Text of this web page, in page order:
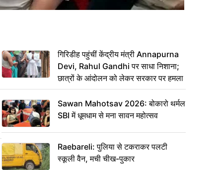
गिरिडीह पहुंचीं केंद्रीय मंत्री Annapurna
Devi, Rahul Gandhi पर साधा निशाना;
छात्रों के आंदोलन को लेकर सरकार पर हमला
Sawan Mahotsav 2026: बोकारो थर्मल
SBI में धूमधाम से मना सावन महोत्सव
Raebareli: पुलिया से टकराकर पलटी
स्कूली वैन, मची चीख-पुकार